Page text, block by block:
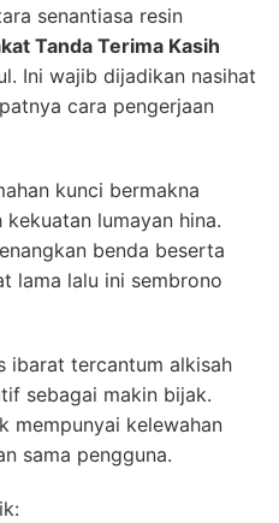
senantiasa resin
Tanda Terima Kasih
Ini wajib dijadikan nasihat
cara pengerjaan
kunci bermakna
lumayan hina.
benda beserta
lama lalu ini sembrono
ibarat tercantum alkisah
sebagai makin bijak.
mempunyai kelewahan
sama pengguna.